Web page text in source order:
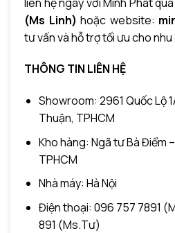
(Ms Linh) hoặc website:
tư vấn và hỗ trợ tối ưu cho
THÔNG TIN LIÊN HỆ
Showroom: 2961 Quốc Lộ
Thuận, TPHCM
Kho hàng: Ngã tư Bà Điểm
TPHCM
Nhà máy: Hà Nội
Điện thoại: 096 757 7891
891 (Ms.Tư)